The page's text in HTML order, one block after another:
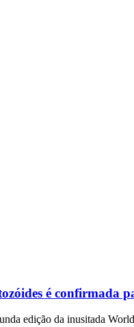
é confirmada
edição da inusitada